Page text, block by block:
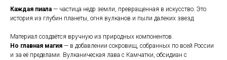
Каждая пиала — частица недр земли, превращенная в искусство. Это
история из глубин планеты, огня вулканов и пыли далеких звезд.
Материал создаётся вручную из природных компонентов.
Но главная магия — в добавлении сокровищ, собранных по всей России
и за её пределами. Вулканическая лава с Камчатки, обсидиан с